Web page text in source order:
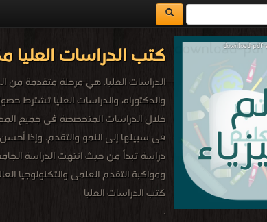
كتب الدراسات العليا
الدراسات العليا. هي مرحلة متقدمة من
والدكتوراه، والدراسات العليا
خلال الدراسات المتخصصة فى جميع
فى سبيلها إلى النمو والتقدم. وإذا
دراسة تبدأ من حيث انتهت الدراسة
ومواكبة التقدم العلمى والتكنولوجيا
كتب الدراسات العليا
.